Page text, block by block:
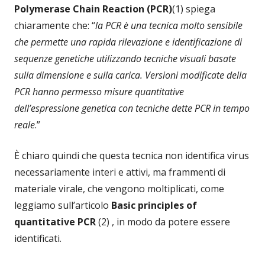
Polymerase Chain Reaction (PCR)(1) spiega
chiaramente che: “la PCR è una tecnica molto sensibile
che permette una rapida rilevazione e identificazione di
sequenze genetiche utilizzando tecniche visuali basate
sulla dimensione e sulla carica. Versioni modificate della
PCR hanno permesso misure quantitative
dell’espressione genetica con tecniche dette PCR in tempo
reale.”
È chiaro quindi che questa tecnica non identifica virus
necessariamente interi e attivi, ma frammenti di
materiale virale, che vengono moltiplicati, come
leggiamo sull’articolo Basic principles of
quantitative PCR(2) , in modo da potere essere
identificati.